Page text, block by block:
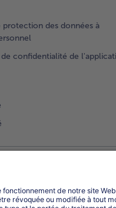
protection des données à
confidentialité de